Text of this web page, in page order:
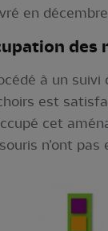
en
des
à un
est
cet
n’ont